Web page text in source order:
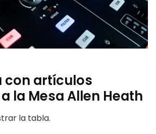
con artículos
la Mesa Allen Heath
la tabla.